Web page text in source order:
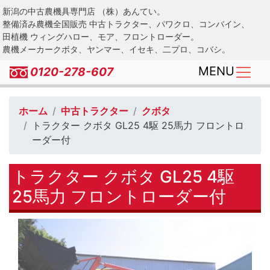
Skip
to
main
content
新潟の中古農機具専門店 （株）あんてい。
整備済み農機全国販売 中古トラクター、パワクロ、コンバイン、
田植機 ウィングハロー、モア、フロントローダー。
農機メーカークボタ、ヤンマー、イセキ、二プロ、コバシ。
0120-278-607 MENU
ホーム 中古トラクター
クボタ
トラクター クボタ GL25 4駆 25馬力 フロントロ
ーダー付
トラクター クボタ GL25 4駆
25馬力 フロントローダー付